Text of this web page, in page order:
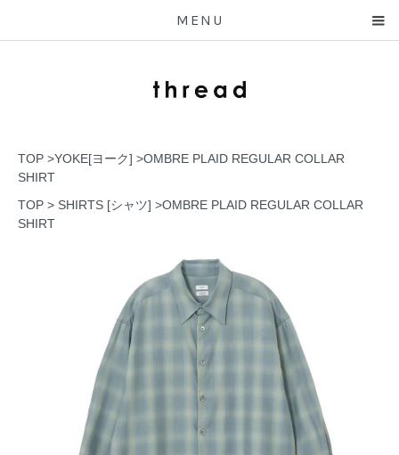
MENU
TOP >YOKE[ヨーク] >OMBRE PLAID REGULAR COLLAR
SHIRT
TOP > SHIRTS [シャツ] >OMBRE PLAID REGULAR COLLAR
SHIRT